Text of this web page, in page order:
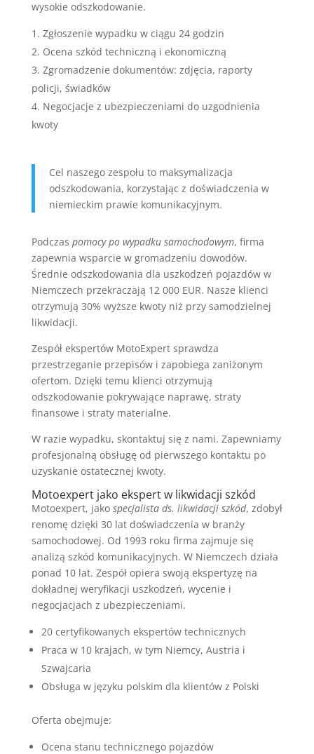
wysokie odszkodowanie.
Zgłoszenie wypadku w ciągu 24 godzin
Ocena szkód techniczną i ekonomiczną
Zgromadzenie dokumentów: zdjęcia, raporty
policji, świadków
Negocjacje z ubezpieczeniami do uzgodnienia
kwoty
Cel naszego zespołu to maksymalizacja
odszkodowania, korzystając z doświadczenia w
niemieckim prawie komunikacyjnym.
Podczas pomocy po wypadku samochodowym, firma
zapewnia wsparcie w gromadzeniu dowodów.
Średnie odszkodowania dla uszkodzeń pojazdów w
Niemczech przekraczają 12 000 EUR. Nasze klienci
otrzymują 30% wyższe kwoty niż przy samodzielnej
likwidacji.
Zespół ekspertów MotoExpert sprawdza
przestrzeganie przepisów i zapobiega zaniżonym
ofertom. Dzięki temu klienci otrzymują
odszkodowanie pokrywające naprawę, straty
finansowe i straty materialne.
W razie wypadku, skontaktuj się z nami. Zapewniamy
profesjonalną obsługę od pierwszego kontaktu po
uzyskanie ostatecznej kwoty.
Motoexpert jako ekspert w likwidacji szkód
Motoexpert, jako specjalista ds. likwidacji szkód, zdobył
renomę dzięki 30 lat doświadczenia w branży
samochodowej. Od 1993 roku firma zajmuje się
analizą szkód komunikacyjnych. W Niemczech działa
ponad 10 lat. Zespół opiera swoją ekspertyzę na
dokładnej weryfikacji uszkodzeń, wycenie i
negocjacjach z ubezpieczeniami.
20 certyfikowanych ekspertów technicznych
Praca w 10 krajach, w tym Niemcy, Austria i
Szwajcaria
Obsługa w języku polskim dla klientów z Polski
Oferta obejmuje:
Ocena stanu technicznego pojazdów